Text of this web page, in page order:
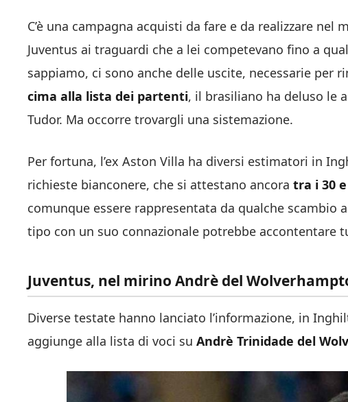
C’è una campagna acquisti da fare e da realizzare
Juventus ai traguardi che a lei competevano fino a
sappiamo, ci sono anche delle uscite, necessarie per
cima alla lista dei partenti, il brasiliano ha deluso le
Tudor. Ma occorre trovargli una sistemazione.
Per fortuna, l’ex Aston Villa ha diversi estimatori in
richieste bianconere, che si attestano ancora tra i 30
comunque essere rappresentata da qualche scambio
tipo con un suo connazionale potrebbe accontentare
Juventus, nel mirino Andrè del
Diverse testate hanno lanciato l’informazione, in
aggiunge alla lista di voci su Andrè Trinidade del